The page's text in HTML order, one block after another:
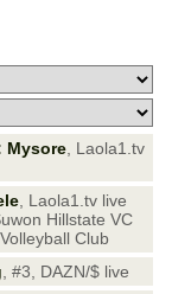
Mysore , Laola1.tv
, Laola1.tv live
Hillstate VC
Club
, #3, DAZN/$ live